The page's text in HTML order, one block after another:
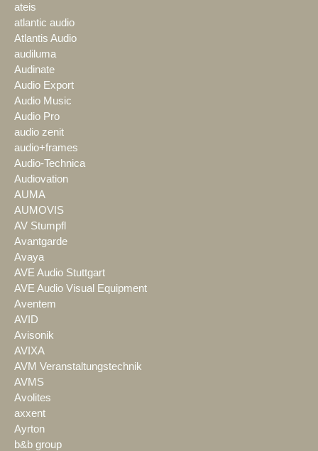
ateis
atlantic audio
Atlantis Audio
audiluma
Audinate
Audio Export
Audio Music
Audio Pro
audio zenit
audio+frames
Audio-Technica
Audiovation
AUMA
AUMOVIS
AV Stumpfl
Avantgarde
Avaya
AVE Audio Stuttgart
AVE Audio Visual Equipment
Aventem
AVID
Avisonik
AVIXA
AVM Veranstaltungstechnik
AVMS
Avolites
axxent
Ayrton
b&b group